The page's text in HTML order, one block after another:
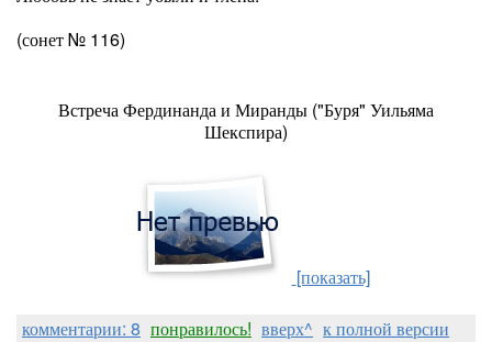
(сонет № 116)
Встреча Фердинанда и Миранды ("Буря" Уильяма
Шекспира)
[показать]
комментарии: 8 понравилось! вверх^ к полной версии